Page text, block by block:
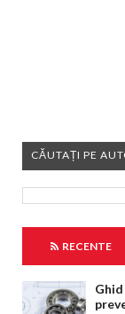
CĂUTAȚI PE
RECENTE